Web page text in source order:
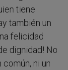
tiene
también un
felicidad
dignidad! No
ni un